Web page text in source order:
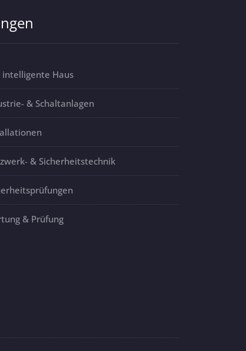
intelligente Haus
& Schaltanlagen
& Sicherheitstechnik
& Prüfung